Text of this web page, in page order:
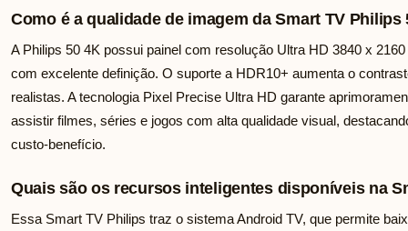
Como é a qualidade de imagem da Smart TV Philips
A Philips 50 4K possui painel com resolução Ultra HD 3840 x
com excelente definição. O suporte a HDR10+ aumenta o
realistas. A tecnologia Pixel Precise Ultra HD garante
assistir filmes, séries e jogos com alta qualidade visual,
custo-benefício.
Quais são os recursos inteligentes disponíveis na
Essa Smart TV Philips traz o sistema Android TV, que permite